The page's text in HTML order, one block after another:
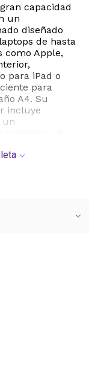
capacidad
un
diseñado
de hasta
como Apple,
para iPad o
para
A4. Su
incluye
un
inferior con
Puedes